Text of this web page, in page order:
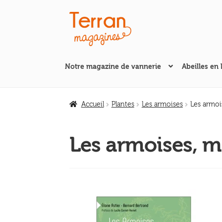
Aller
à
la
Aller
au
contenu
Notre magazine de vannerie Abeilles en
Accueil Plantes Les armoises Les
Les armoises,